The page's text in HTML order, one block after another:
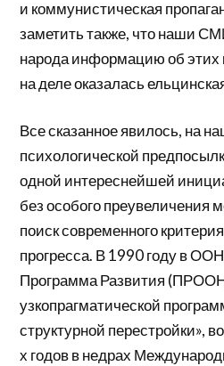
и коммунистическая
заметить также, что наши
народа информацию об этих
на деле оказалась
Все сказанное явилось, на
психологической
одной интереснейшей
без особого преувеличения
поиск современного
прогресса. В 1990 году в
Программа Развития
узкопрагматической
структурной перестройки»,
х годов в недрах